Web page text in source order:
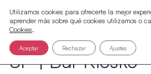
SP | Bar Kiosko
Utilizamos cookies para ofrecerte la mejor
aprender más sobre qué cookies utilizamos o
Cookies.
Aceptar Rechazar Ajustes